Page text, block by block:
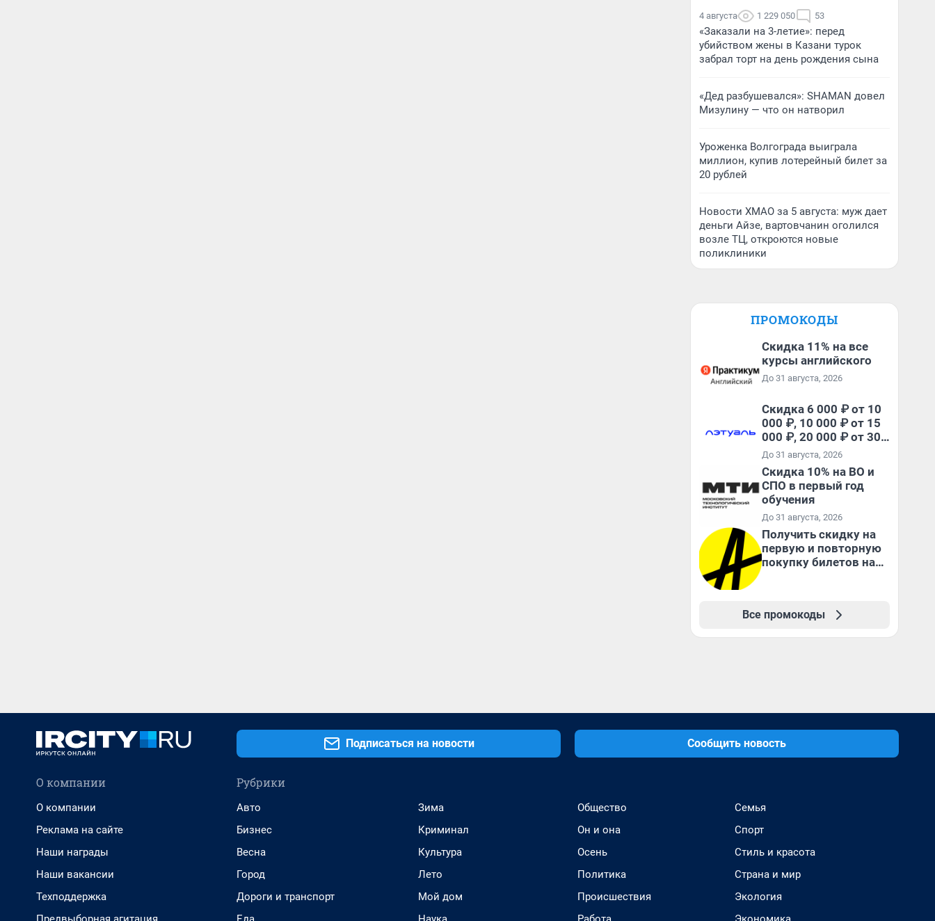
4 августа 1 229 050 53
«Заказали на 3-летие»: перед
убийством жены в Казани турок
забрал торт на день рождения сына
«Дед разбушевался»: SHAMAN довел
Мизулину — что он натворил
Уроженка Волгограда выиграла
миллион, купив лотерейный билет за
20 рублей
Новости ХМАО за 5 августа: муж дает
деньги Айзе, вартовчанин оголился
возле ТЦ, откроются новые
поликлиники
ПРОМОКОДЫ
Скидка 11% на все
курсы английского
До 31 августа, 2026
Скидка 6 000 ₽ от 10
000 ₽, 10 000 ₽ от 15
000 ₽, 20 000 ₽ от 30
000 ₽ и 35 000 ₽ от 50
000 ₽ на первый и все
повторные заказы по
промокоду НАБЕРИ
До 31 августа, 2026
Скидка 10% на ВО и
СПО в первый год
обучения
До 31 августа, 2026
Получить скидку на
первую и повторную
покупку билетов на
Все промокоды
Подписаться на новости Сообщить новость
О компании
О компании
Реклама на сайте
Наши награды
Наши вакансии
Техподдержка
Рубрики
Авто
Бизнес
Весна
Город
Дороги и транспорт
Зима
Криминал
Культура
Лето
Мой дом
Общество
Он и она
Осень
Политика
Происшествия
Семья
Спорт
Стиль и красота
Страна и мир
Экология